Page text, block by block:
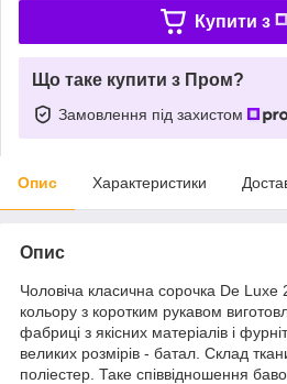
Купити з
Що таке купити з Пром?
Замовлення під захистом
Опис Характеристики
Опис
Чоловіча класична сорочка De Luxe
кольору з коротким рукавом
фабриці з якісних матеріалів і
великих розмірів - батал. Склад
поліестер. Таке співвідношення